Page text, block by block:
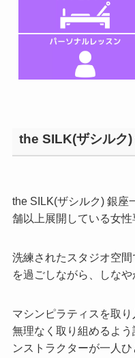
the SILK(ザシルク
the SILK(ザシルク) 銀座
舗以上展開している女性
洗練されたスタジオ空
を過ごしながら、しなや
マシンピラティスを取
無理なく取り組めるよ
ンストラクターが一人